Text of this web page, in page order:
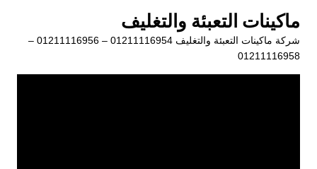
المحتوى
ماكينات التعبئة والتغليف
شركة ماكينات التعبئة والتغليف 01211116954 – 01211116956 –
01211116958